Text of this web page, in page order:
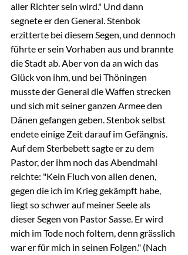
aller Richter sein wird." Und dann
segnete er den General. Stenbok
erzitterte bei diesem Segen, und dennoch
führte er sein Vorhaben aus und brannte
die Stadt ab. Aber von da an wich das
Glück von ihm, und bei Thöningen
musste der General die Waffen strecken
und sich mit seiner ganzen Armee den
Dänen gefangen geben. Stenbok selbst
endete einige Zeit darauf im Gefängnis.
Auf dem Sterbebett sagte er zu dem
Pastor, der ihm noch das Abendmahl
reichte: "Kein Fluch von allen denen,
gegen die ich im Krieg gekämpft habe,
liegt so schwer auf meiner Seele als
dieser Segen von Pastor Sasse. Er wird
mich im Tode noch foltern, denn grässlich
war er für mich in seinen Folgen." (Nach